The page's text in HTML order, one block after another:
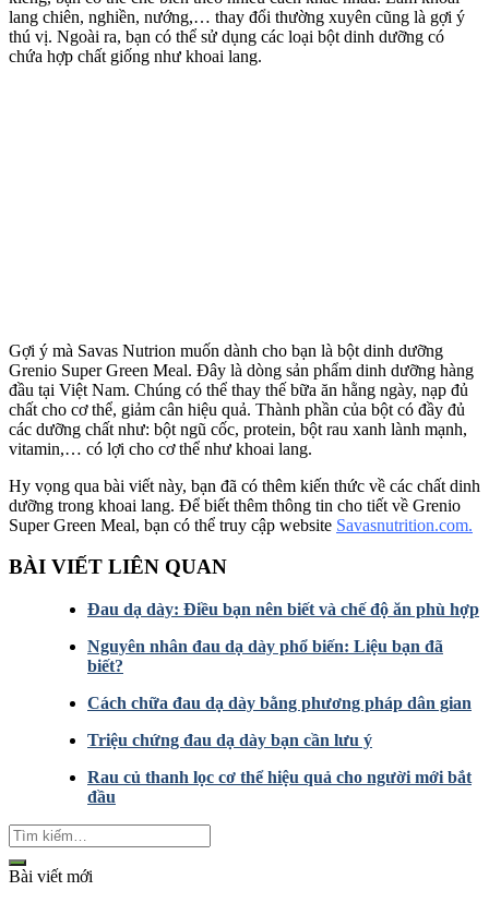
lang chiên, nghiền, nướng,… thay đổi thường xuyên cũng là gợi ý
thú vị. Ngoài ra, bạn có thể sử dụng các loại bột dinh dưỡng có
chứa hợp chất giống như khoai lang.
Gợi ý mà Savas Nutrion muốn dành cho bạn là bột dinh dưỡng
Grenio Super Green Meal. Đây là dòng sản phẩm dinh dưỡng hàng
đầu tại Việt Nam. Chúng có thể thay thế bữa ăn hằng ngày, nạp đủ
chất cho cơ thể, giảm cân hiệu quả. Thành phần của bột có đầy đủ
các dưỡng chất như: bột ngũ cốc, protein, bột rau xanh lành mạnh,
vitamin,… có lợi cho cơ thể như khoai lang.
Hy vọng qua bài viết này, bạn đã có thêm kiến thức về các chất dinh
dưỡng trong khoai lang. Để biết thêm thông tin cho tiết về Grenio
Super Green Meal, bạn có thể truy cập website Savasnutrition.com.
BÀI VIẾT LIÊN QUAN
Đau dạ dày: Điều bạn nên biết và chế độ ăn phù hợp
Nguyên nhân đau dạ dày phổ biến: Liệu bạn đã
biết?
Cách chữa đau dạ dày bằng phương pháp dân gian
Triệu chứng đau dạ dày bạn cần lưu ý
Rau củ thanh lọc cơ thể hiệu quả cho người mới bắt
đầu
Bài viết mới